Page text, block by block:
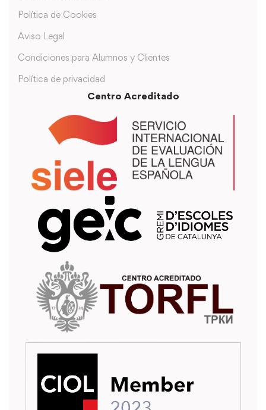
Política de Cookies
Aviso Legal
Condiciones para Alumnos y Clientes
Política de privacidad
Centro Acreditado